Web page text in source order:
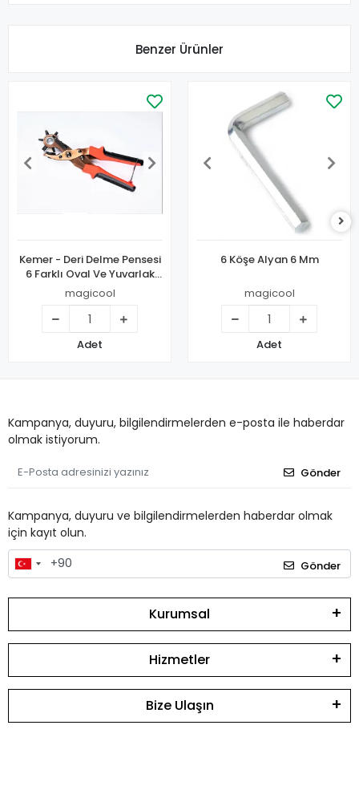
Benzer Ürünler
Kemer - Deri Delme Pensesi
6 Farklı Oval Ve Yuvarlak
Delikler
magicool
Adet
6 Köşe Alyan 6 Mm
magicool
Adet
Kampanya, duyuru, bilgilendirmelerden e-posta ile haberdar
olmak istiyorum.
Gönder
Kampanya, duyuru ve bilgilendirmelerden haberdar olmak
için kayıt olun.
Gönder
Kurumsal
Hizmetler
Bize Ulaşın